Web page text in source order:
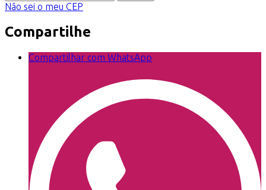
Não sei o meu CEP
Compartilhe
Compartilhar com WhatsApp